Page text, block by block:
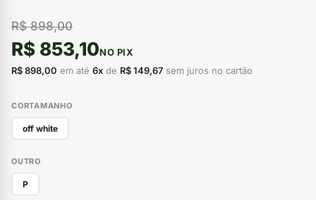
R$ 898,00
R$ 853,10NO PIX
R$ 898,00 em até 6x de R$ 149,67 sem juros no cartão
CORTAMANHO
off white
OUTRO
P